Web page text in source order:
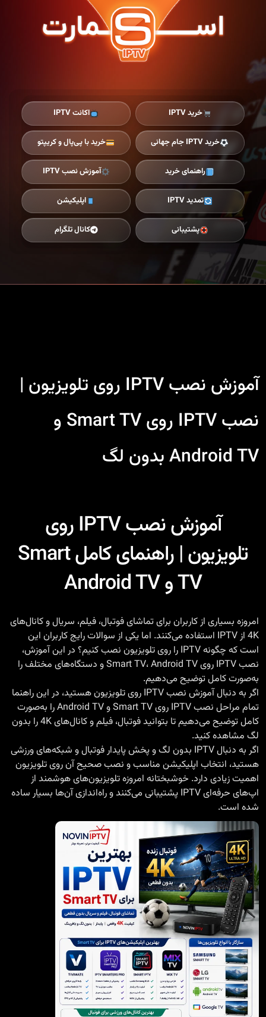
خرید IPTV اکانت IPTV
خرید IPTV جام جهانی خرید با پی‌پال و کریپتو
راهنمای خرید آموزش نصب IPTV
تمدید IPTV اپلیکیشن
پشتیبانی کانال تلگرام
آموزش نصب IPTV روی تلویزیون |
نصب IPTV روی Smart TV و
Android TV بدون لگ
آموزش نصب IPTV روی
تلویزیون | راهنمای کامل Smart
TV و Android TV
امروزه بسیاری از کاربران برای تماشای فوتبال، فیلم، سریال و کانال‌های
4K از IPTV استفاده می‌کنند. اما یکی از سوالات رایج کاربران این
است که چگونه IPTV را روی تلویزیون نصب کنیم؟ در این آموزش،
نصب IPTV روی Smart TV، Android TV و دستگاه‌های مختلف را
به‌صورت کامل توضیح می‌دهیم.
اگر به دنبال آموزش نصب IPTV روی تلویزیون هستید، در این راهنما
تمام مراحل نصب IPTV روی Smart TV و Android TV را به‌صورت
کامل توضیح می‌دهیم تا بتوانید فوتبال، فیلم و کانال‌های 4K را بدون
لگ مشاهده کنید.
اگر به دنبال IPTV بدون لگ و پخش پایدار فوتبال و شبکه‌های ورزشی
هستید، انتخاب اپلیکیشن مناسب و نصب صحیح آن روی تلویزیون
اهمیت زیادی دارد. خوشبختانه امروزه تلویزیون‌های هوشمند از
اپ‌های حرفه‌ای IPTV پشتیبانی می‌کنند و راه‌اندازی آن‌ها بسیار ساده
شده است.